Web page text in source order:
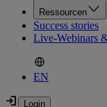
Ressourcen
Success stories
Live-Webinars
EN